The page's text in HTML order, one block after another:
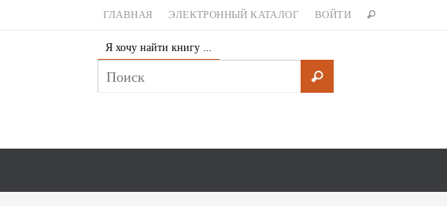
ГЛАВНАЯ ЭЛЕКТРОННЫЙ КАТАЛОГ ВОЙТИ
Я хочу найти книгу …